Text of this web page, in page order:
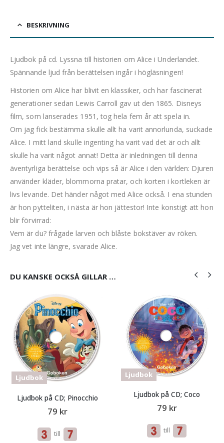
BESKRIVNING
Ljudbok på cd. Lyssna till historien om Alice i Underlandet.
Spännande ljud från berättelsen ingår i högläsningen!
Historien om Alice har blivit en klassiker, och har fascinerat
generationer sedan Lewis Carroll gav ut den 1865. Disneys
film, som lanserades 1951, tog hela fem år att spela in.
Om jag fick bestämma skulle allt ha varit annorlunda, suckade
Alice. I mitt land skulle ingenting ha varit vad det är och allt
skulle ha varit något annat! Detta är inledningen till denna
äventyrliga berättelse och vips så är Alice i den världen: Djuren
använder kläder, blommorna pratar, och korten i kortleken är
livs levande. Det händer något med Alice också. I ena stunden
är hon pytteliten, i nästa är hon jättestor! Inte konstigt att hon
blir förvirrad:
Vem är du? frågade larven och blåste bokstäver av röken.
Jag vet inte längre, svarade Alice.
DU KANSKE OCKSÅ GILLAR …
Ljudbok
Ljudbok på CD; Pinocchio
79 kr
till
Ljudbok
Ljudbok på CD; Coco
79 kr
till